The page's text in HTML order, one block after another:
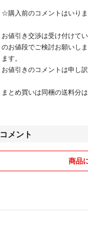
☆購入前のコメントはいり
お値引き交渉は受け付けて
のお値段でご検討お願いし
ます。
お値引きのコメントは申し
まとめ買いは同梱の送料分
取り置きは3日間でしたら対
単品の場合も送料手数料が
コメント
商品